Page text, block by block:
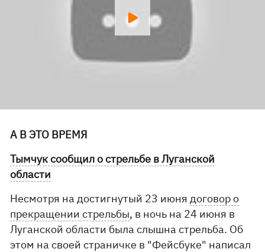
А В ЭТО ВРЕМЯ
Тымчук сообщил о стрельбе в Луганской
области
Несмотря на достигнутый 23 июнядоговор о
прекращении стрельбы, в ночь на 24 июня в
Луганской области была слышна стрельба. Об
этом на своей страничке в "Фейсбуке" написал